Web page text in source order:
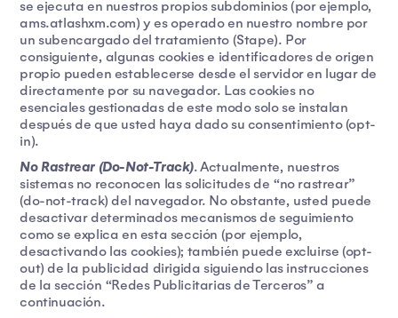
se ejecuta en nuestros propios subdominios (por ejemplo,
ams.atlashxm.com) y es operado en nuestro nombre por
un subencargado del tratamiento (Stape). Por
consiguiente, algunas cookies e identificadores de origen
propio pueden establecerse desde el servidor en lugar de
directamente por su navegador. Las cookies no
esenciales gestionadas de este modo solo se instalan
después de que usted haya dado su consentimiento (opt-
in).
No Rastrear (Do-Not-Track). Actualmente, nuestros
sistemas no reconocen las solicitudes de “no rastrear”
(do-not-track) del navegador. No obstante, usted puede
desactivar determinados mecanismos de seguimiento
como se explica en esta sección (por ejemplo,
desactivando las cookies); también puede excluirse (opt-
out) de la publicidad dirigida siguiendo las instrucciones
de la sección “Redes Publicitarias de Terceros” a
continuación.